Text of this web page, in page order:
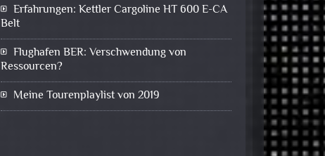
Erfahrungen: Kettler Cargoline HT 600 E-CA
Belt
Flughafen BER: Verschwendung von
Ressourcen?
Meine Tourenplaylist von 2019